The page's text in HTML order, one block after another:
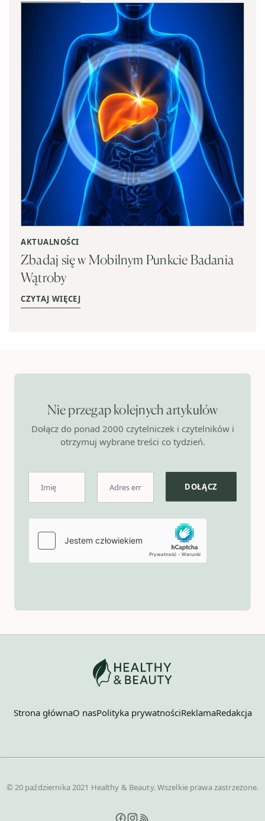
AKTUALNOŚCI
Zbadaj się w Mobilnym Punkcie Badania
Wątroby
CZYTAJ WIĘCEJ
Nie przegap kolejnych artykułów
Dołącz do ponad 2000 czytelniczek i czytelników i
otrzymuj wybrane treści co tydzień.
Strona głównaO nasPolityka prywatnościReklamaRedakcja
© 20 października 2021 Healthy & Beauty. Wszelkie prawa zastrzeżone.